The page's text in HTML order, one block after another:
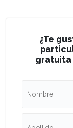
¿Te
gratuita